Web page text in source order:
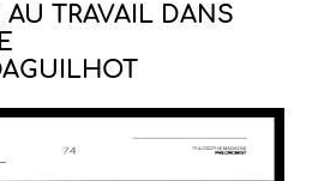
TRAVAIL DANS